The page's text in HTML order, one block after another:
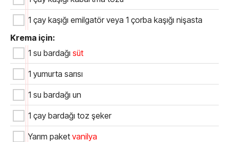
1 çay kaşığı emilgatör veya 1 çorba kaşığı nişasta
Krema için:
1 su bardağı süt
1 yumurta sarısı
1 su bardağı un
1 çay bardağı toz şeker
Yarım paket vanilya